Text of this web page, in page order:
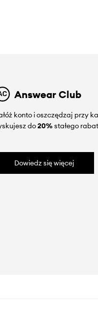
Answear Club
konto i oszczędzaj przy
do20%stałego
Dowiedz się więcej